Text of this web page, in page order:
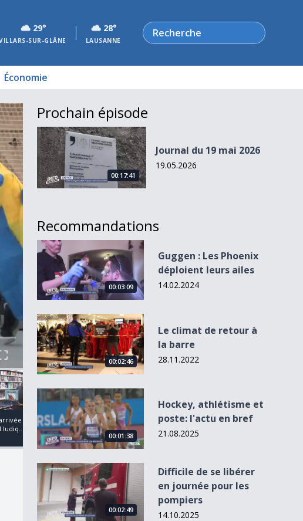
29°
SUR-GLÂNE
28°
LAUSANNE
Rechercher
Économie
d'un
Prochain épisode
Journal du 19 mai 2026
00:17:41
Journal du 19 mai 2026
19.05.2026
Recommandations
Guggen : Les Phoenix déploient leurs ailes
00:03:09
Guggen : Les Phoenix
déploient leurs ailes
14.02.2024
Le climat de retour à la barre
00:02:46
Le climat de retour à
la barre
28.11.2022
Hockey, athlétisme et poste: l&#039;actu en bref
00:01:38
Hockey, athlétisme et
poste: l'actu en bref
21.08.2025
Difficile de se libérer en journée pour les pompiers
00:02:49
Difficile de se libérer
en journée pour les
pompiers
14.10.2025